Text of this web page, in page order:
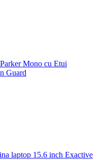
Mono cu Etui
Guard
laptop 15.6 inch Exactive